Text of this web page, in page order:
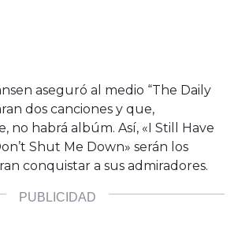
aseguró al medio “The Daily
dos canciones y que,
no habrá albúm. Así, «I Still Have
Shut Me Down» serán los
conquistar a sus admiradores.